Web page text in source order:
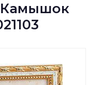
Камышок